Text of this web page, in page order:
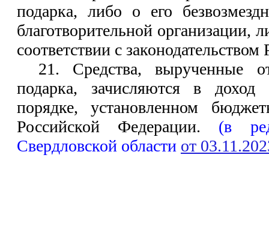
подарка, либо о его
благотворительной организации,
соответствии с
21. Средства, вырученные
подарка, зачисляются в доход
порядке, установленном
Российской Федерации. (в
Свердловской области от